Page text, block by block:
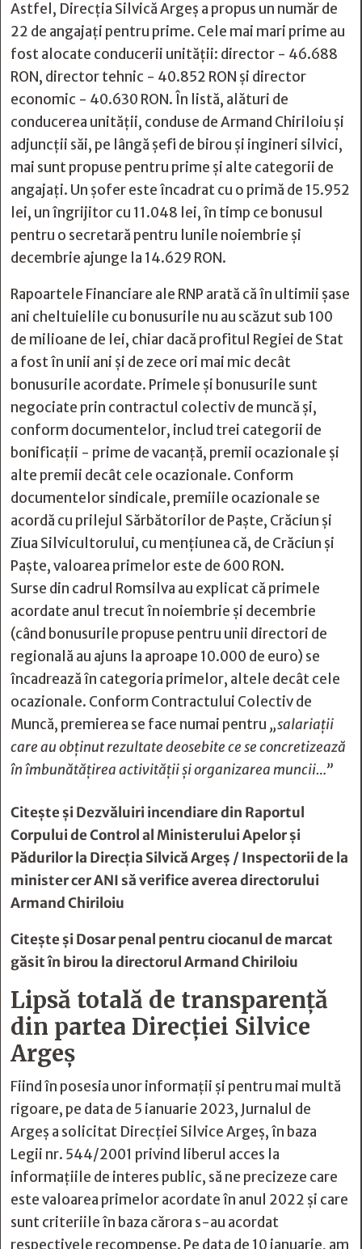
Astfel, Direcția Silvică Argeș a propus un număr de
22 de angajați pentru prime. Cele mai mari prime au
fost alocate conducerii unității: director - 46.688
RON, director tehnic - 40.852 RON și director
economic - 40.630 RON. În listă, alături de
conducerea unității, conduse de Armand Chiriloiu și
adjuncții săi, pe lângă șefi de birou și ingineri silvici,
mai sunt propuse pentru prime și alte categorii de
angajați. Un șofer este încadrat cu o primă de 15.952
lei, un îngrijitor cu 11.048 lei, în timp ce bonusul
pentru o secretară pentru lunile noiembrie și
decembrie ajunge la 14.629 RON.
Rapoartele Financiare ale RNP arată că în ultimii șase
ani cheltuielile cu bonusurile nu au scăzut sub 100
de milioane de lei, chiar dacă profitul Regiei de Stat
a fost în unii ani și de zece ori mai mic decât
bonusurile acordate. Primele și bonusurile sunt
negociate prin contractul colectiv de muncă și,
conform documentelor, includ trei categorii de
bonificații - prime de vacanță, premii ocazionale și
alte premii decât cele ocazionale. Conform
documentelor sindicale, premiile ocazionale se
acordă cu prilejul Sărbătorilor de Paște, Crăciun și
Ziua Silvicultorului, cu mențiunea că, de Crăciun și
Paște, valoarea primelor este de 600 RON.
Surse din cadrul Romsilva au explicat că primele
acordate anul trecut în noiembrie și decembrie
(când bonusurile propuse pentru unii directori de
regională au ajuns la aproape 10.000 de euro) se
încadrează în categoria primelor, altele decât cele
ocazionale. Conform Contractului Colectiv de
Muncă, premierea se face numai pentru „salariații
care au obținut rezultate deosebite ce se concretizează
în îmbunătățirea activității și organizarea muncii…”
Citește șiDezvăluiri incendiare din Raportul
Corpului de Control al Ministerului Apelor şi
Pădurilor la Direcţia Silvică Argeş / Inspectorii de la
minister cer ANI să verifice averea directorului
Armand Chiriloiu
Citește șiDosar penal pentru ciocanul de marcat
găsit în birou la directorul Armand Chiriloiu
Lipsă totală de transparență
din partea Direcției Silvice
Argeș
Fiind în posesia unor informații și pentru mai multă
rigoare, pe data de 5 ianuarie 2023, Jurnalul de
Argeș a solicitat Direcției Silvice Argeș, în baza
Legii nr. 544/2001 privind liberul acces la
informațiile de interes public, să ne precizeze care
este valoarea primelor acordate în anul 2022 și care
sunt criteriile în baza cărora s-au acordat
respectivele recompense. Pe data de 10 ianuarie, am